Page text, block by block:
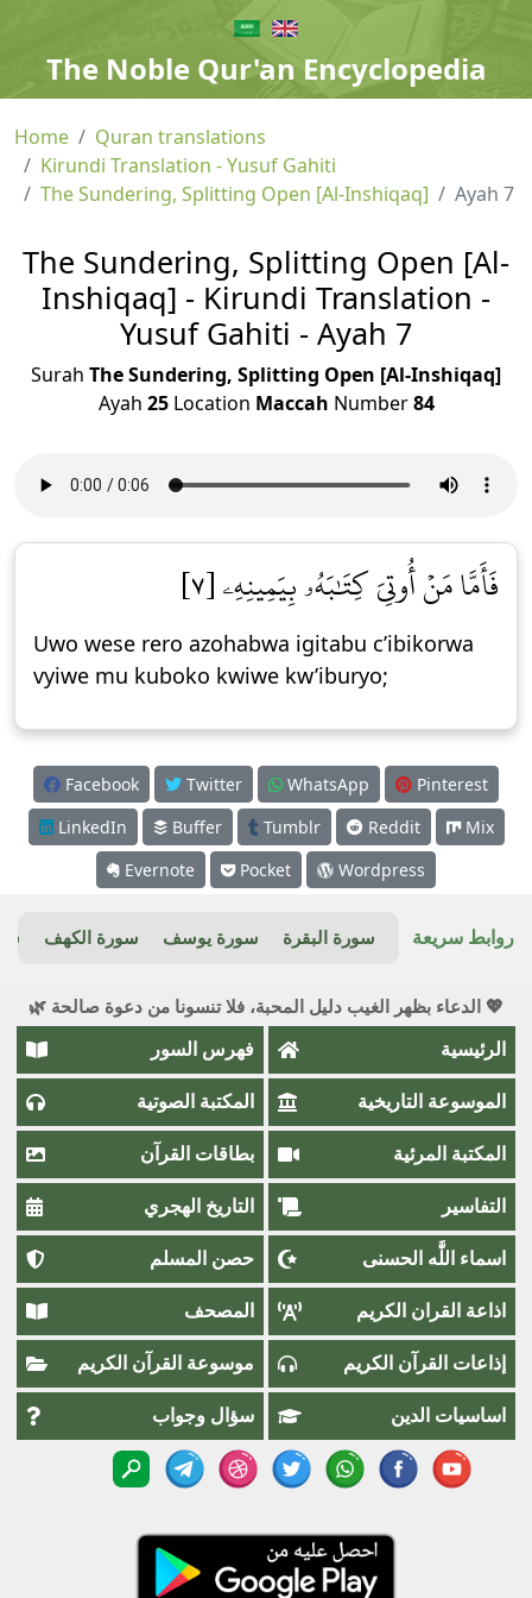
The Noble Qur'an Encyclopedia
Home
Quran translations
Kirundi Translation - Yusuf Gahiti
The Sundering, Splitting Open [Al-Inshiqaq]
Ayah 7
The Sundering, Splitting Open [Al-
Inshiqaq] - Kirundi Translation -
Yusuf Gahiti - Ayah 7
Surah The Sundering, Splitting Open [Al-Inshiqaq]
Ayah 25Location Maccah Number84
فَأَمَّا مَنۡ أُوتِيَ كِتَٰبَهُۥ بِيَمِينِهِۦ [٧]
Uwo wese rero azohabwa igitabu c’ibikorwa
vyiwe mu kuboko kwiwe kw’iburyo;
Facebook Twitter WhatsApp
Pinterest
LinkedIn
Buffer Tumblr Reddit
Mix
Evernote
Pocket Wordpress
روابط سريعة سورة البقرة سورة يوسف سورة الكهف
💖 الدعاء بظهر الغيب دليل المحبة، فلا تنسونا من دعوة صالحة 🌿
الرئيسية فهرس السور
الموسوعة التاريخية المكتبة الصوتية
المكتبة المرئية بطاقات القرآن
التفاسير التاريخ الهجري
اسماء اللَّٰه الحسنى حصن المسلم
اذاعة القران الكريم المصحف
إذاعات القرآن الكريم موسوعة القرآن الكريم
اساسيات الدين سؤال وجواب